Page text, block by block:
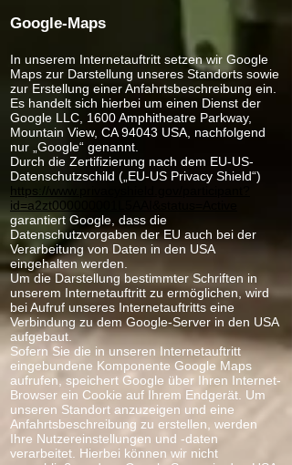
Google-Maps
In unserem Internetauftritt setzen wir Google
Maps zur Darstellung unseres Standorts sowie
zur Erstellung einer Anfahrtsbeschreibung ein.
Es handelt sich hierbei um einen Dienst der
Google LLC, 1600 Amphitheatre Parkway,
Mountain View, CA 94043 USA, nachfolgend
nur „Google“ genannt.
Durch die Zertifizierung nach dem EU-US-
Datenschutzschild („EU-US Privacy Shield“)
https://www.privacyshield.gov/participant?
id=a2zt000000001L5AAI&status=Active
garantiert Google, dass die
Datenschutzvorgaben der EU auch bei der
Verarbeitung von Daten in den USA
eingehalten werden.
Um die Darstellung bestimmter Schriften in
unserem Internetauftritt zu ermöglichen, wird
bei Aufruf unseres Internetauftritts eine
Verbindung zu dem Google-Server in den USA
aufgebaut.
Sofern Sie die in unseren Internetauftritt
eingebundene Komponente Google Maps
aufrufen, speichert Google über Ihren Internet-
Browser ein Cookie auf Ihrem Endgerät. Um
unseren Standort anzuzeigen und eine
Anfahrtsbeschreibung zu erstellen, werden
Ihre Nutzereinstellungen und -daten
verarbeitet. Hierbei können wir nicht